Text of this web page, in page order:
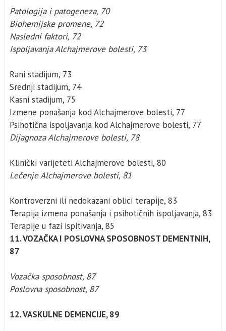
Patologija i patogeneza, 70
Biohemijske promene, 72
Nasledni faktori, 72
Ispoljavanja Alchajmerove bolesti, 73
Rani stadijum, 73
Srednji stadijum, 74
Kasni stadijum, 75
Izmene ponašanja kod Alchajmerove bolesti, 77
Psihotična ispoljavanja kod Alchajmerove bolesti, 77
Dijagnoza Alchajmerove bolesti, 78
Klinički varijeteti Alchajmerove bolesti, 80
Lečenje Alchajmerove bolesti, 81
Kontroverzni ili nedokazani oblici terapije, 83
Terapija izmena ponašanja i psihotičnih ispoljavanja, 83
Terapije u fazi ispitivanja, 85
11. VOZAČKA I POSLOVNA SPOSOBNOST DEMENTNIH,
87
Vozačka sposobnost, 87
Poslovna sposobnost, 87
12. VASKULNE DEMENCIJE, 89